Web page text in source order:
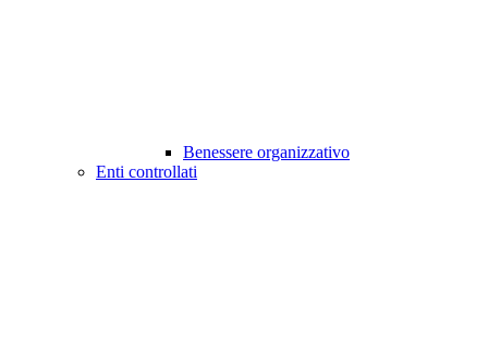
Benessere organizzativo
Enti controllati